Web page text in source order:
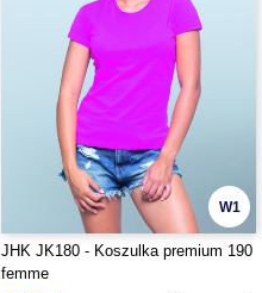
W1
JHK JK180 - Koszulka premium 190
femme